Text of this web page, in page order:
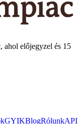
előjegyzel és 15
GYIKBlogRólunkAPI